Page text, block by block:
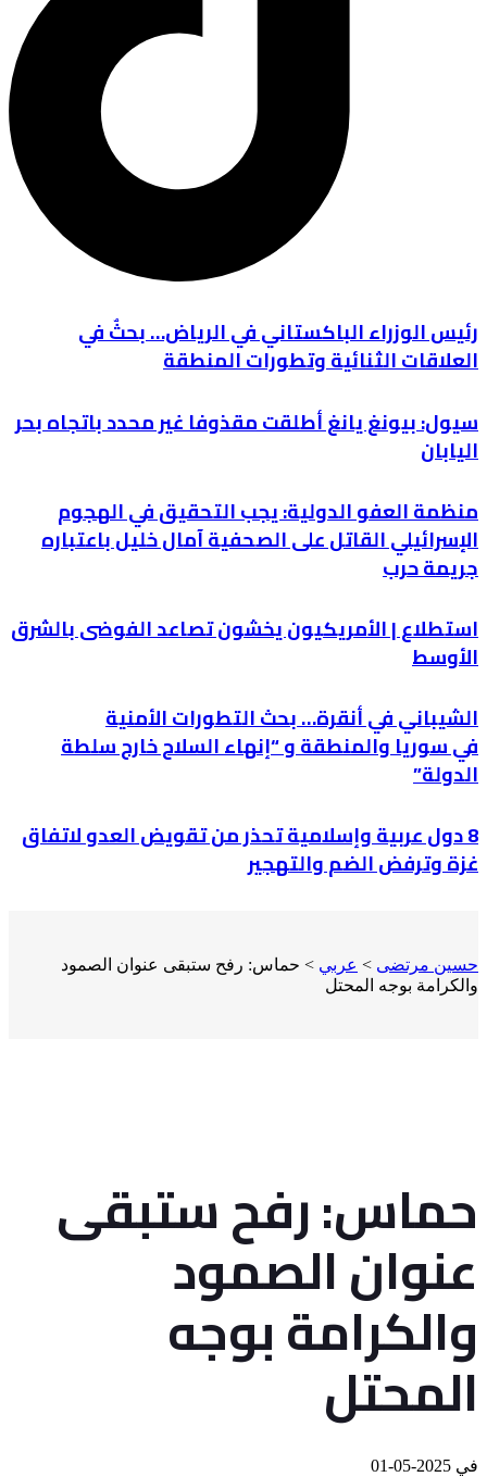
رئيس الوزراء الباكستاني في الرياض… بحثٌ في
العلاقات الثنائية وتطورات المنطقة
سيول: بيونغ يانغ أطلقت مقذوفا غير محدد باتجاه بحر
اليابان
منظمة العفو الدولية: يجب التحقيق في الهجوم
الإسرائيلي القاتل على الصحفية آمال خليل باعتباره
جريمة حرب
استطلاع | الأمريكيون يخشون تصاعد الفوضى بالشرق
الأوسط
الشيباني في أنقرة… بحث التطورات الأمنية
في سوريا والمنطقة و “إنهاء السلاح خارج سلطة
الدولة”
8 دول عربية وإسلامية تحذر من تقويض العدو لاتفاق
غزة وترفض الضم والتهجير
حسين مرتضى > عربي > حماس: رفح ستبقى عنوان الصمود
والكرامة بوجه المحتل
حماس: رفح ستبقى
عنوان الصمود
والكرامة بوجه
المحتل
في